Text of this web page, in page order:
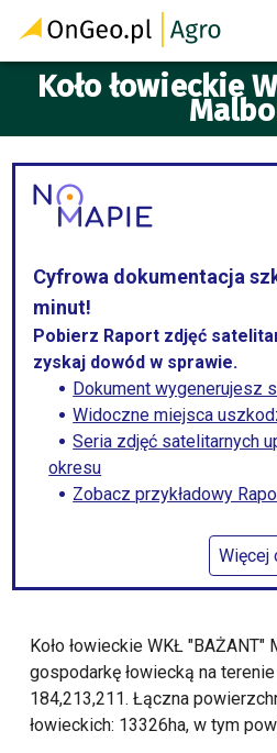
Koło łowieckie
Cyfrowa dokumentacja
minut!
Pobierz Raport zdjęć
zyskaj dowód w sprawie.
Dokument wygenerujesz
Widoczne miejsca
Seria zdjęć satelitarnych
okresu
Zobacz przykładowy
Więcej
Koło łowieckie WKŁ
gospodarkę łowiecką na
184,213,211. Łączna
łowieckich: 13326ha, w tym